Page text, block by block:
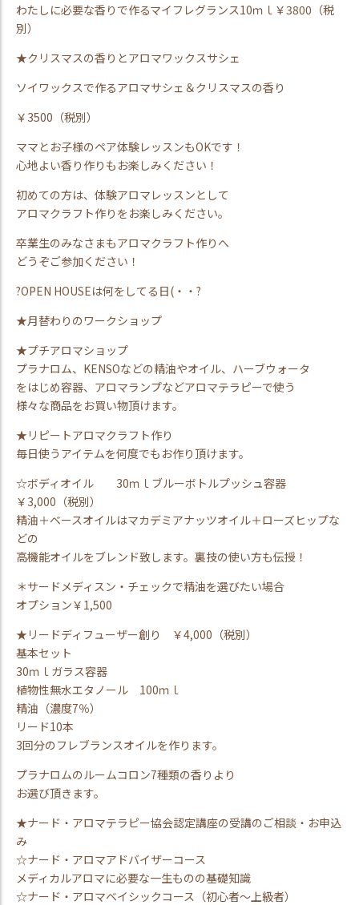
わたしに必要な香りで作るマイフレグランス10ｍｌ￥3800（税
別）
★クリスマスの香りとアロマワックスサシェ
ソイワックスで作るアロマサシェ＆クリスマスの香り
￥3500（税別）
ママとお子様のペア体験レッスンもOKです！
心地よい香り作りもお楽しみください！
初めての方は、体験アロマレッスンとして
アロマクラフト作りをお楽しみください。
卒業生のみなさまもアロマクラフト作りへ
どうぞご参加ください！
?OPEN HOUSEは何をしてる日(・・?
★月替わりのワークショップ
★プチアロマショップ
プラナロム、KENSOなどの精油やオイル、ハーブウォータ
をはじめ容器、アロマランプなどアロマテラピーで使う
様々な商品をお買い物頂けます。
★リピートアロマクラフト作り
毎日使うアイテムを何度でもお作り頂けます。
☆ボディオイル 30ｍｌブルーボトルプッシュ容器
￥3,000（税別）
精油＋ベースオイルはマカデミアナッツオイル＋ローズヒップな
どの
高機能オイルをブレンド致します。裏技の使い方も伝授！
＊サードメディスン・チェックで精油を選びたい場合
オプション￥1,500
★リードディフューザー創り ￥4,000（税別）
基本セット
30ｍｌガラス容器
植物性無水エタノール 100ｍｌ
精油（濃度7％）
リード10本
3回分のフレブランスオイルを作ります。
プラナロムのルームコロン7種類の香りより
お選び頂きます。
★ナード・アロマテラピー協会認定講座の受講のご相談・お申込
み
☆ナード・アロマアドバイザーコース
メディカルアロマに必要な一生ものの基礎知識
☆ナード・アロマベイシックコース（初心者～上級者）